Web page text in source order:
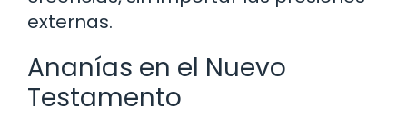
externas.
Ananías en el Nuevo
Testamento